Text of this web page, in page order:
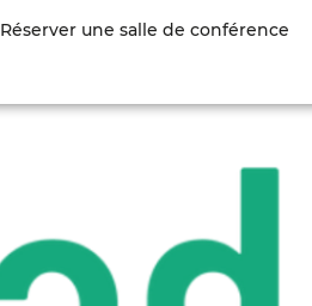
principal
Réserver une salle de conférence